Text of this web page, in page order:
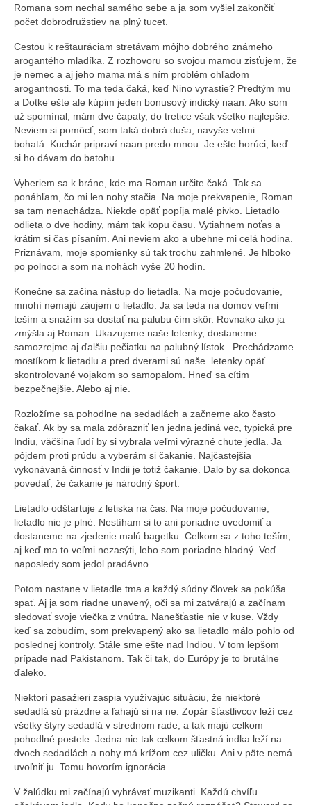
Romana som nechal samého sebe a ja som vyšiel zakončiť
počet dobrodružstiev na plný tucet.
Cestou k reštauráciam stretávam môjho dobrého známeho
arogantého mladíka. Z rozhovoru so svojou mamou zisťujem, že
je nemec a aj jeho mama má s ním problém ohľadom
arogantnosti. To ma teda čaká, keď Nino vyrastie? Predtým mu
a Dotke ešte ale kúpim jeden bonusový indický naan. Ako som
už spomínal, mám dve čapaty, do tretice však všetko najlepšie.
Neviem si pomôcť, som taká dobrá duša, navyše veľmi
bohatá. Kuchár pripraví naan predo mnou. Je ešte horúci, keď
si ho dávam do batohu.
Vyberiem sa k bráne, kde ma Roman určite čaká. Tak sa
ponáhľam, čo mi len nohy stačia. Na moje prekvapenie, Roman
sa tam nenachádza. Niekde opäť popíja malé pivko. Lietadlo
odlieta o dve hodiny, mám tak kopu času. Vytiahnem noťas a
krátim si čas písaním. Ani neviem ako a ubehne mi celá hodina.
Priznávam, moje spomienky sú tak trochu zahmlené. Je hlboko
po polnoci a som na nohách vyše 20 hodín.
Konečne sa začína nástup do lietadla. Na moje počudovanie,
mnohí nemajú záujem o lietadlo. Ja sa teda na domov veľmi
teším a snažím sa dostať na palubu čím skôr. Rovnako ako ja
zmýšla aj Roman. Ukazujeme naše letenky, dostaneme
samozrejme aj ďalšiu pečiatku na palubný lístok. Prechádzame
mostíkom k lietadlu a pred dverami sú naše letenky opäť
skontrolované vojakom so samopalom. Hneď sa cítim
bezpečnejšie. Alebo aj nie.
Rozložíme sa pohodlne na sedadlách a začneme ako často
čakať. Ak by sa mala zdôrazniť len jedna jediná vec, typická pre
Indiu, väčšina ľudí by si vybrala veľmi výrazné chute jedla. Ja
pôjdem proti prúdu a vyberám si čakanie. Najčastejšia
vykonávaná činnosť v Indii je totiž čakanie. Dalo by sa dokonca
povedať, že čakanie je národný šport.
Lietadlo odštartuje z letiska na čas. Na moje počudovanie,
lietadlo nie je plné. Nestíham si to ani poriadne uvedomiť a
dostaneme na zjedenie malú bagetku. Celkom sa z toho teším,
aj keď ma to veľmi nezasýti, lebo som poriadne hladný. Veď
naposledy som jedol pradávno.
Potom nastane v lietadle tma a každý súdny človek sa pokúša
spať. Aj ja som riadne unavený, oči sa mi zatvárajú a začínam
sledovať svoje viečka z vnútra. Nanešťastie nie v kuse. Vždy
keď sa zobudím, som prekvapený ako sa lietadlo málo pohlo od
poslednej kontroly. Stále sme ešte nad Indiou. V tom lepšom
prípade nad Pakistanom. Tak či tak, do Európy je to brutálne
ďaleko.
Niektorí pasažieri zaspia využívajúc situáciu, že niektoré
sedadlá sú prázdne a ľahajú si na ne. Zopár šťastlivcov leží cez
všetky štyry sedadlá v strednom rade, a tak majú celkom
pohodlné postele. Jedna nie tak celkom šťastná indka leží na
dvoch sedadlách a nohy má krížom cez uličku. Ani v päte nemá
uvoľniť ju. Tomu hovorím ignorácia.
V žalúdku mi začínajú vyhrávať muzikanti. Každú chvíľu